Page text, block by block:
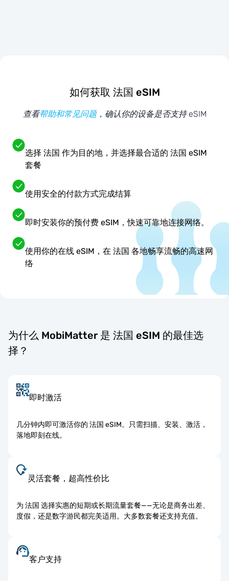
如何获取 法国 eSIM
查看帮助和常见问题，确认你的设备是否支持 eSIM
选择 法国 作为目的地，并选择最合适的 法国 eSIM
套餐
使用安全的付款方式完成结算
即时安装你的预付费 eSIM，快速可靠地连接网络。
使用你的在线 eSIM，在 法国 各地畅享流畅的高速网
络
为什么 MobiMatter 是 法国 eSIM 的最佳选
择？
即时激活
几分钟内即可激活你的 法国 eSIM。只需扫描、安装、激活，
落地即刻在线。
灵活套餐，超高性价比
为 法国 选择实惠的短期或长期流量套餐——无论是商务出差、
度假，还是数字游民都完美适用。大多数套餐还支持充值。
客户支持